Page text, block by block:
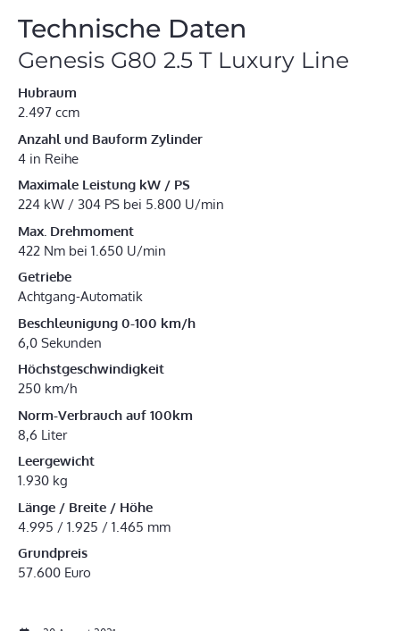
Technische Daten
Genesis G80 2.5 T Luxury Line
Hubraum
2.497 ccm
Anzahl und Bauform Zylinder
4 in Reihe
Maximale Leistung kW / PS
224 kW / 304 PS bei 5.800 U/min
Max. Drehmoment
422 Nm bei 1.650 U/min
Getriebe
Achtgang-Automatik
Beschleunigung 0-100 km/h
6,0 Sekunden
Höchstgeschwindigkeit
250 km/h
Norm-Verbrauch auf 100km
8,6 Liter
Leergewicht
1.930 kg
Länge / Breite / Höhe
4.995 / 1.925 / 1.465 mm
Grundpreis
57.600 Euro